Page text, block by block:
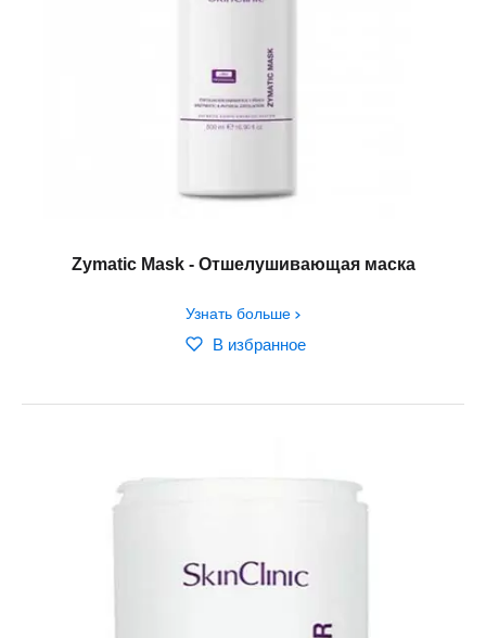
Zymatic Mask - Отшелушивающая маска
Узнать больше
В избранное